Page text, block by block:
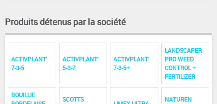
Produits détenus par la société
ACTIVPLANT'
7-3-5
ACTIVPLANT'
5-3-7
ACTIVPLANT'
7-3-5+
LANDSCAPER
PRO WEED
CONTROL +
FERTILIZER
BOUILLIE
SCOTTS NATUREN